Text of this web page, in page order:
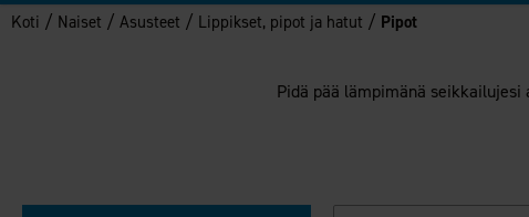
Koti / Naiset /Asusteet / Lippikset, pipot ja hatut / Pipot
Pidä pää lämpimänä